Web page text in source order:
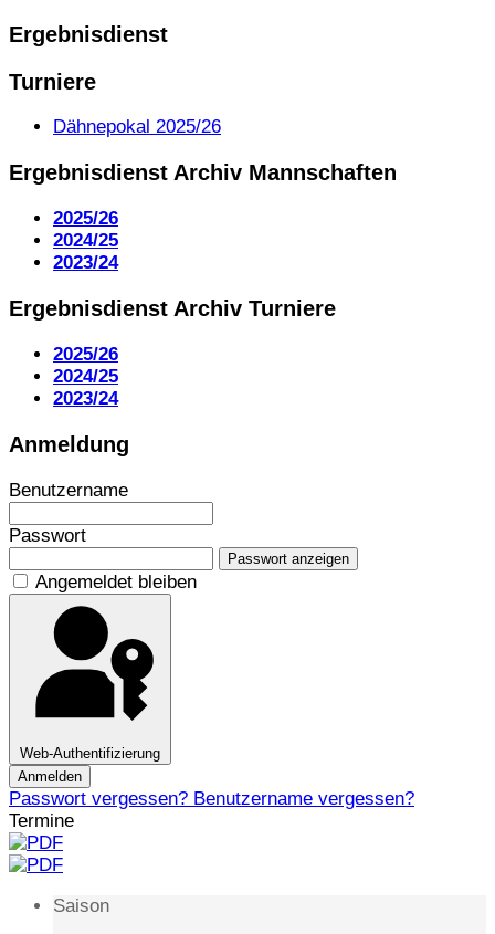
Ergebnisdienst
Turniere
Dähnepokal 2025/26
Ergebnisdienst Archiv Mannschaften
2025/26
2024/25
2023/24
Ergebnisdienst Archiv Turniere
2025/26
2024/25
2023/24
Anmeldung
Benutzername
Passwort
Passwort anzeigen
Angemeldet bleiben
Web-Authentifizierung
Anmelden
Passwort vergessen? Benutzername vergessen?
Termine
Saison